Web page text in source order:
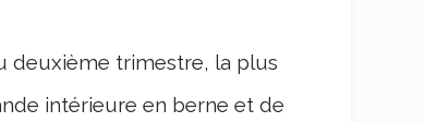
deuxième trimestre, la plus
intérieure en berne et de